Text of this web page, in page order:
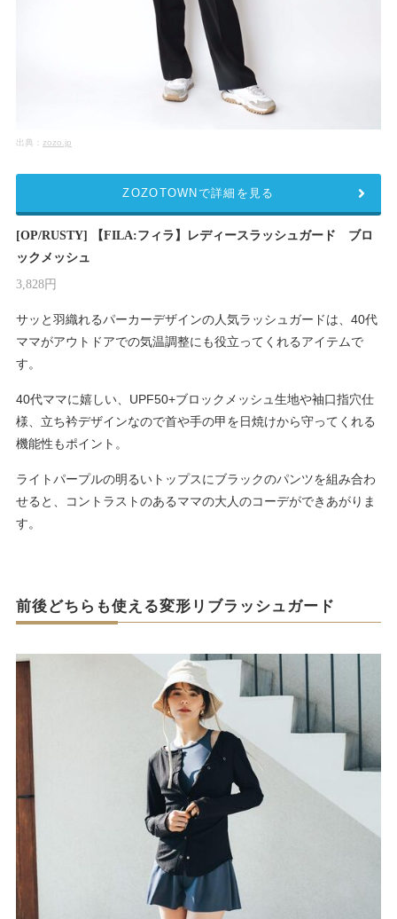
出典： zozo.jp
[OP/RUSTY] 【FILA:フィラ】レディースラッシュガード ブロ
ックメッシュ
3,828円
サッと羽織れるパーカーデザインの人気ラッシュガードは、40代
ママがアウトドアでの気温調整にも役立ってくれるアイテムで
す。
40代ママに嬉しい、UPF50+ブロックメッシュ生地や袖口指穴仕
様、立ち衿デザインなので首や手の甲を日焼けから守ってくれる
機能性もポイント。
ライトパープルの明るいトップスにブラックのパンツを組み合わ
せると、コントラストのあるママの大人のコーデができあがりま
す。
ZOZOTOWNで詳細を見る
前後どちらも使える変形リブラッシュガード